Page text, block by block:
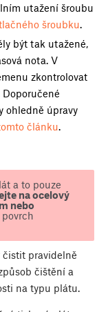
utažení šroubu
šroubku.
být tak utažené,
nota. V
zkontrolovat
Doporučené
ohledně úpravy
článku.
a to pouze
na ocelový
nebo
povrch
čistit pravidelně
čištění a
na typu plátu.